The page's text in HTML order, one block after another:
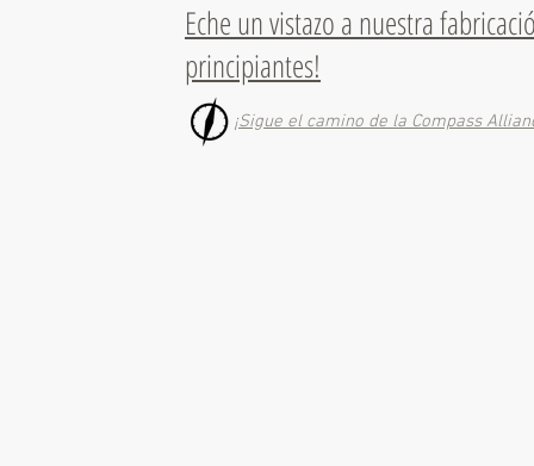
Eche un vistazo a nuestra
principiantes!
¡Sigue el camino de la Compass